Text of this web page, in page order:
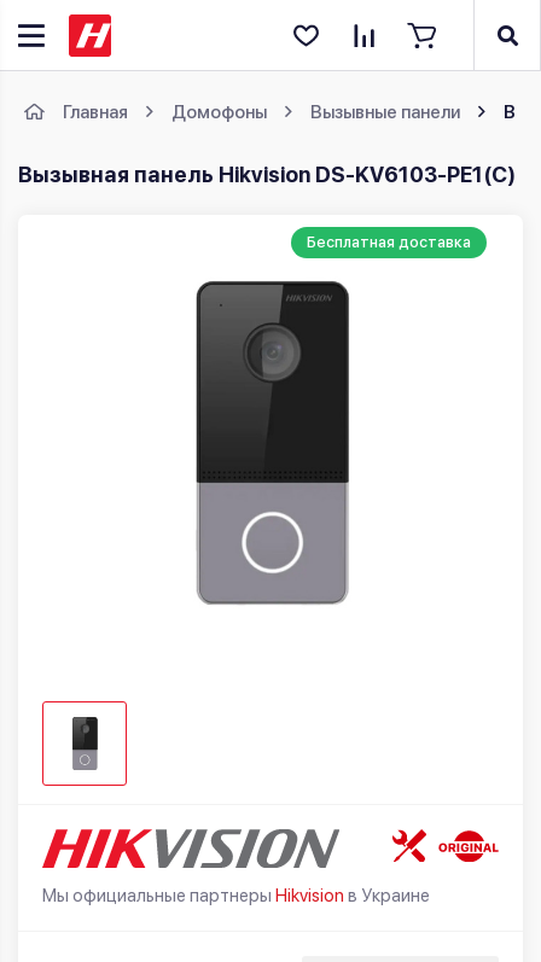
Главная Домофоны Вызывные панели
Вызывная панель Hikvision DS-KV6103-PE1(С)
Бесплатная доставка
Мы официальные партнеры Hikvision в Украине